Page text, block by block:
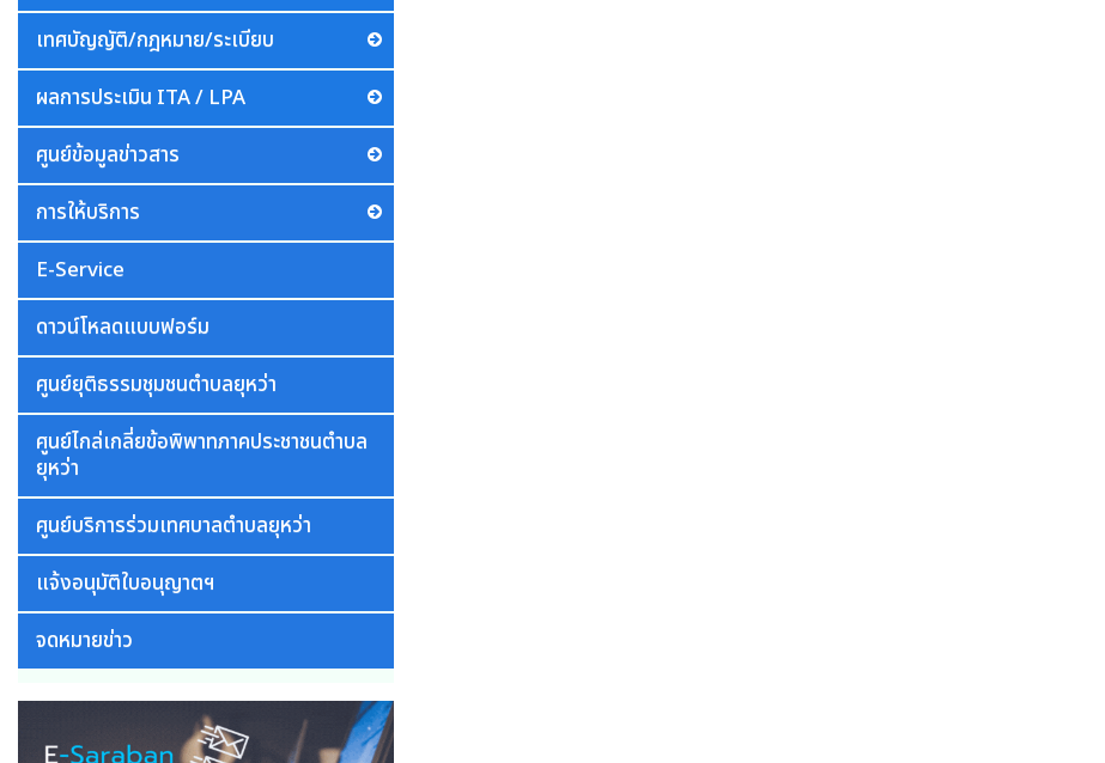
เทศบัญญัติ/กฎหมาย/ระเบียบ
ผลการประเมิน ITA / LPA
ศูนย์ข้อมูลข่าวสาร
การให้บริการ
E-Service
ดาวน์โหลดแบบฟอร์ม
ศูนย์ยุติธรรมชุมชนตำบลยุหว่า
ศูนย์ไกล่เกลี่ยข้อพิพาทภาคประชาชนตำบล
ยุหว่า
ศูนย์บริการร่วมเทศบาลตำบลยุหว่า
แจ้งอนุมัติใบอนุญาตฯ
จดหมายข่าว